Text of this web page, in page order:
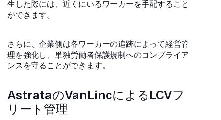
生した際には、近くにいるワーカーを手配すること
ができます。
さらに、企業側は各ワーカーの追跡によって経営管
理を強化し、単独労働者保護規制へのコンプライア
ンスを守ることができます。
AstrataのVanLincによるLCVフ
リート管理